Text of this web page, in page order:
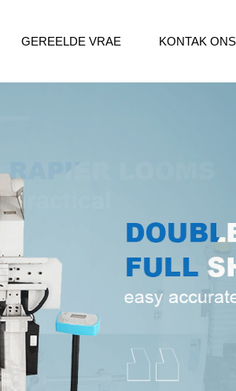
GEREELDE VRAE KONTAK ONS